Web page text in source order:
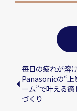
毎日の疲れが溶け
Panasonicの“上
ーム”で叶える癒
づくり